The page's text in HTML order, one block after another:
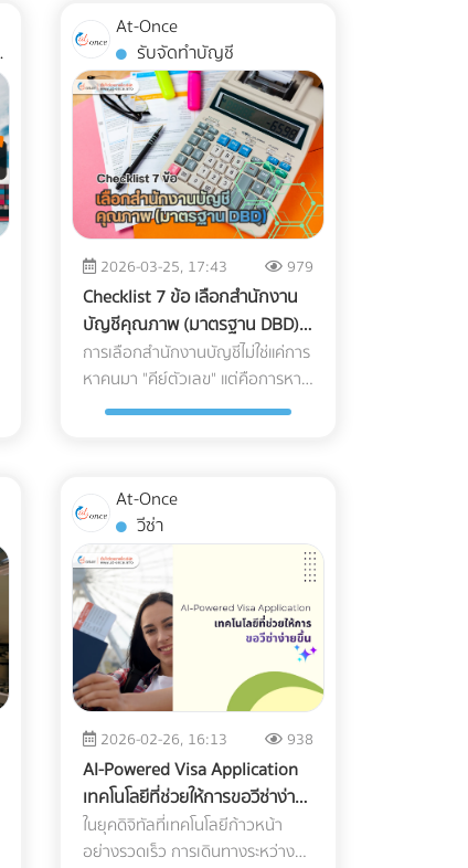
โรงงานรับฉีดพลาสติก (Injection
Molding) ทั่วไป ถึงไม่สามารถผลิต
อุปกรณ์การแพทย์ได้? คำตอบอยู่ใน
ความเข้มงวด 3 ประการดังต่อไปนี้:
1. การควบคุมปริมาณเชื้อจุลินทรีย์
(Bioburden Control) ก่อนที่
อุปกรณ์พลาสติกจะถูกส่งไปฆ่าเชื้อ
ด้วยรังสีแกมมา (Gamma) หรือก๊าซ
เอทิลีนออกไซด์ (EtO) อุปกรณ์เหล่า
นั้นจะต้องมีปริมาณเชื้อจุลินทรีย์เริ่ม
ต้น (Bioburden) ต่ำที่สุดเท่าที่จะ
ทำได้ การผลิตชิ้นส่วนพลาสติก
ภายใน Cleanroom จะช่วยลดความ
เสี่ยงที่แบคทีเรีย เชื้อรา หรือไวรัส จะ
เกาะติดลงบนผิวของพลาสติก ซึ่ง
ช่วยให้กระบวนการฆ่าเชื้อในขั้นตอน
ปลอม (Particulate Matter
Control) ในกรณีของอุปกรณ์ที่ต้อง
สัมผัสกับกระแสเลือดโดยตรง เช่น
สายสวนหลอดเลือด (Catheters)
หรือถุงเก็บเลือด ฝุ่นผงเพียงเล็ก
น้อยที่ปะปนเข้าไปอาจทำให้เกิดภาวะ
ลิ่มเลือดอุดตัน หรือการอักเสบขั้น
รุนแรงในร่างกายผู้ป่วยได้ ระบบ
Cleanroom จะคอยกรองฝุ่นละออง
สะเก็ดผิวหนัง หรือเส้นผมของ
พนักงาน ไม่ให้หลุดรอดลงไปในไลน์
การผลิตอย่างเด็ดขาด 3. การ
ควบคุมอุณหภูมิและความชื้น
(Temperature & Humidity)
หลุมบ่อ และไม่มีเศษขยะบดบัง
เซนเซอร์ที่ตัวรถ กำหนดทางวิ่งและ
จัดระเบียบ Traffic: ต้องระบุเส้น
ทางการวิ่งของ AGV ให้ชัดเจน โดย
เว้นระยะห่างจากทางเดินของมนุษย์
(Pedestrian Walkway) อย่างน้อย
0.5 เมตรตามมาตรฐาน และต้องมี
ป้ายเตือนในจุดตัดหรือทางแยกที่หุ่น
ยนต์ต้องวิ่งผ่าน จัดพื้นที่สถานี
ชาร์จไฟอัตโนมัติ (Charging Zone):
รถ AGV ยุคใหม่จะวิ่งกลับไปชาร์จ
แบตเตอรี่เองเมื่อแบตใกล้หมด พื้นที่
นี้ต้องมีการระบายอากาศที่ดี
เนื่องจากมีความร้อนสูง และต้องติด
ตั้งระบบตัดไฟฉุกเฉิน ตรวจสอบ
ระบบเซนเซอร์กันชน (Safety Laser
กีดขวางของรถ AGV ว่าสามารถ
เบรกหรือชะลอความเร็วได้ทันท่วงที
เมื่อมีพนักงานเดินตัดหน้าตาม
มาตรฐานความปลอดภัย AGV ISO
3691-4 กำลังมองหาผู้เชี่ยวชาญ
ด้านระบบ AGV หรืออยากเปลี่ยน
คลังสินค้าเป็น Smart
Warehouse? ค้นหาและเปรียบเทียบ
บริษัทรับติดตั้งระบบหุ่นยนต์คลัง
สินค้า (System Integrator) ที่ได้
มาตรฐานได้แล้ววันนี้ที่ At-Once
มีกลยุทธ์ หากคุณออกแบบผังคลัง
สินค้า (Layout) ผิดพลาด นั่นหมาย
ถึงระยะเวลาการทำงานที่นานขึ้น
พนักงานเดินชนกัน สินค้าเสียหาย
และกลายเป็น "ต้นทุนแฝง" ที่กัดกิน
กำไรของคุณทุกเดือน บทความนี้จะ
พาเจาะลึกรูปแบบ Layout คลัง
สินค้า 3 สไตล์ที่ได้รับความนิยมมาก
ใจได้ว่า... รูปแบบไหนที่จะช่วยรีด
ประสิทธิภาพการทำงาน และเหมาะ
กับธุรกิจของคุณที่สุด! ทำไมการ
ออกแบบ Layout คลังสินค้าถึงเป็น
เรื่อง "ชี้เป็นชี้ตาย" ? ก่อนจะไปดูรูป
แบบ เราต้องเข้าใจก่อนว่าเป้าหมาย
มาส่ง (Receiving) ไปจนถึงของ
ออกจากคลัง (Shipping) การ
ออกแบบที่ดีจะช่วยคุณแก้ปัญหา
เหล่านี้: ลดคอขวด (Bottleneck):
รถโฟล์คลิฟต์และพนักงานไม่ต้องรอ
คิว หรือวิ่งสวนทางกันในทางเดิน
แคบๆ เพิ่มความรวดเร็วในการเบิก
จ่าย (Picking Speed): สินค้าขายดี
อยู่ใกล้ สินค้าเคลื่อนไหวช้าอยู่ไกล
ช่วยลดระยะเวลาการเดินหาของ เพิ่ม
ความปลอดภัย: ลดอุบัติเหตุระหว่าง
เครื่องจักรและมนุษย์ เจาะลึก 3 รูป
แบบ Layout คลังสินค้ายอดฮิต
การเลือกรูปแบบผังคลังสินค้า จะขึ้น
อยู่กับรูปทรงของอาคาร ลักษณะ
At-Once
รับจัดทำบัญชี
2026-03-25, 17:43 979
Checklist 7 ข้อ เลือกสำนักงาน
บัญชีคุณภาพ (มาตรฐาน DBD)
เลือกที่ไหนดีให้ธุรกิจรุ่ง ไม่โดน
เรียกย้อนหลัง!
การเลือกสำนักงานบัญชีไม่ใช่แค่การ
หาคนมา "คีย์ตัวเลข" แต่คือการหา
"องครักษ์พิทักษ์ภาษี" ให้กับบริษัท
จะพาไปเจาะลึก 7 Checklist สำคัญ
ในการเฟ้นหา สำนักงานบัญชี
คุณภาพ ตามเกณฑ์ของกรมพัฒนา
ธุรกิจการค้า (DBD) เพื่อตอบคำถาม
ที่ว่า "เลือกสำนักงานบัญชีที่ไหนดี"
ให้คุ้มค่าและปลอดภัยที่สุด
At-Once
วีซ่า
2026-02-26, 16:13 938
AI-Powered Visa Application
เทคโนโลยีที่ช่วยให้การขอวีซ่าง่าย
ขึ้น
ในยุคดิจิทัลที่เทคโนโลยีก้าวหน้า
อย่างรวดเร็ว การเดินทางระหว่าง